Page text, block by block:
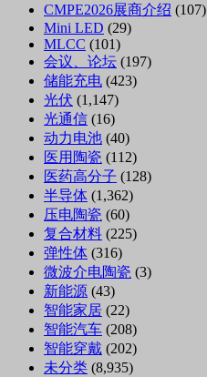
CMPE2026展商介绍 (107)
Mini LED (29)
MLCC (101)
会议、论坛 (197)
储能充电 (423)
光伏 (1,147)
光通信 (16)
动力电池 (40)
医用陶瓷 (112)
医药高分子 (128)
半导体 (1,362)
压电陶瓷 (60)
复合材料 (225)
弹性体 (316)
微波介电陶瓷 (3)
新能源 (43)
智能家居 (22)
智能汽车 (208)
智能穿戴 (202)
未分类 (8,935)